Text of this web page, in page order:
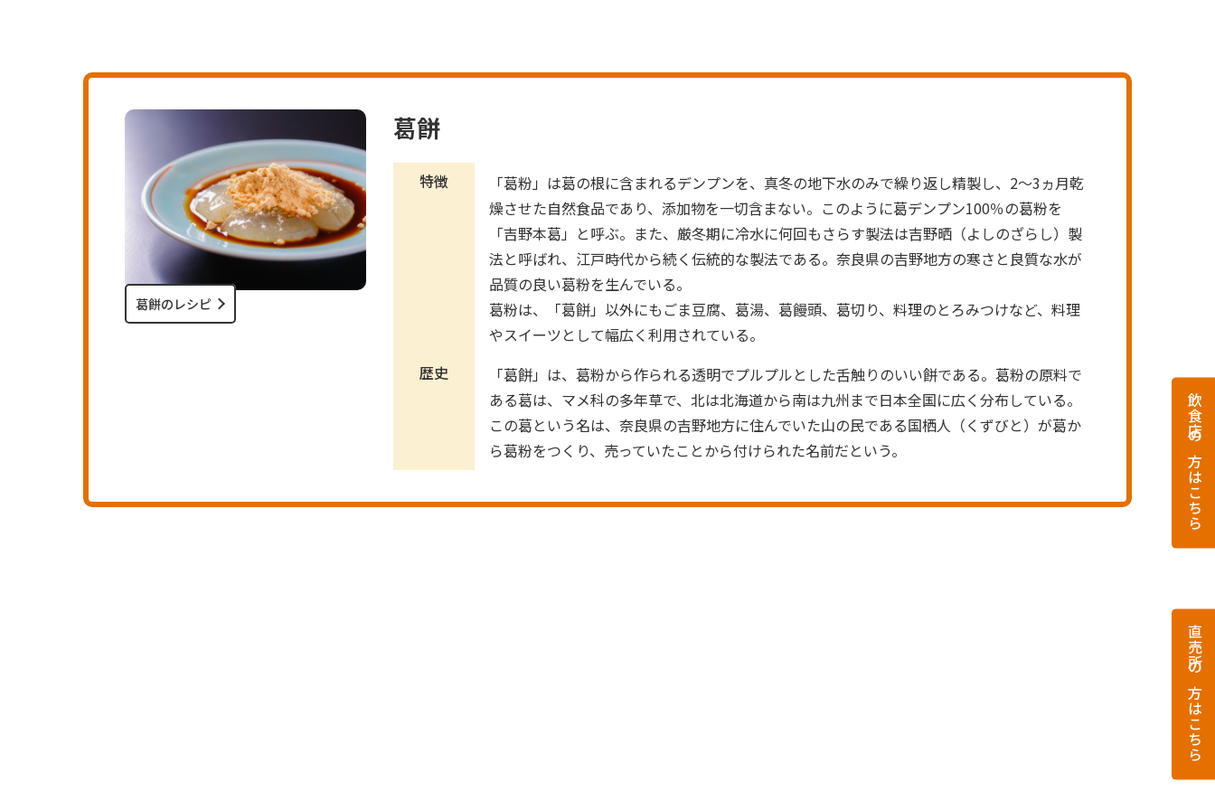
飲食店の方はこちら
直売所の方はこちら
葛餅のレシピ
葛餅
特徴
「葛粉」は葛の根に含まれるデンプンを、真冬の地下水のみで繰り返し精製し、2～3ヵ月乾
燥させた自然食品であり、添加物を一切含まない。このように葛デンプン100％の葛粉を
「吉野本葛」と呼ぶ。また、厳冬期に冷水に何回もさらす製法は吉野晒（よしのざらし）製
法と呼ばれ、江戸時代から続く伝統的な製法である。奈良県の吉野地方の寒さと良質な水が
品質の良い葛粉を生んでいる。
葛粉は、「葛餅」以外にもごま豆腐、葛湯、葛饅頭、葛切り、料理のとろみつけなど、料理
やスイーツとして幅広く利用されている。
歴史
「葛餅」は、葛粉から作られる透明でプルプルとした舌触りのいい餅である。葛粉の原料で
ある葛は、マメ科の多年草で、北は北海道から南は九州まで日本全国に広く分布している。
この葛という名は、奈良県の吉野地方に住んでいた山の民である国栖人（くずびと）が葛か
ら葛粉をつくり、売っていたことから付けられた名前だという。